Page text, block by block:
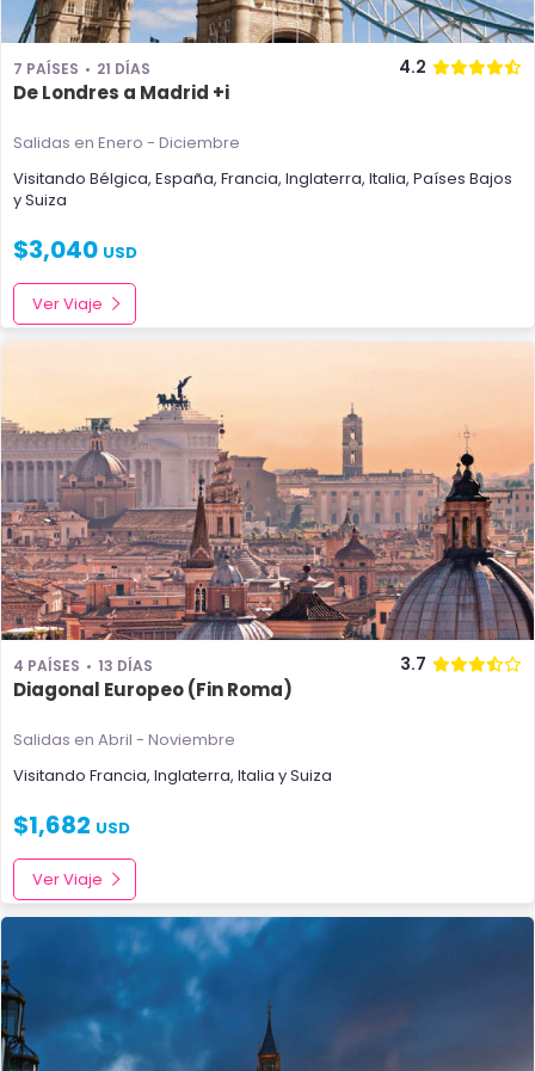
7 PAÍSES 21 DÍAS 4.2
De Londres a Madrid +i
Salidas en Enero - Diciembre
Visitando Bélgica, España, Francia, Inglaterra, Italia, Países Bajos
ySuiza
$3,040 USD
Ver Viaje
4 PAÍSES 13 DÍAS 3.7
Diagonal Europeo (Fin Roma)
Salidas en Abril - Noviembre
Visitando Francia, Inglaterra, Italia ySuiza
$1,682 USD
Ver Viaje